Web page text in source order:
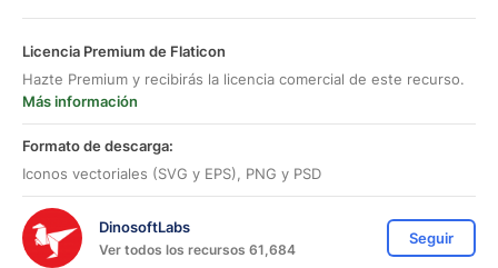
Licencia Premium de Flaticon
Hazte Premium y recibirás la licencia comercial de este recurso.
Más información
Formato de descarga:
Iconos vectoriales (SVG y EPS), PNG y PSD
DinosoftLabs
Ver todos los recursos 61,684
Seguir